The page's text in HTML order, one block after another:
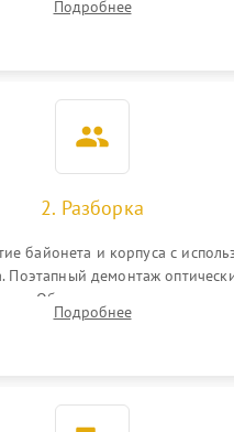
оценка состояния контактов
Подробнее
2. Разборка
байонета и корпуса с
Поэтапный демонтаж
Обязательная маркировка
сохранения заводской
Подробнее